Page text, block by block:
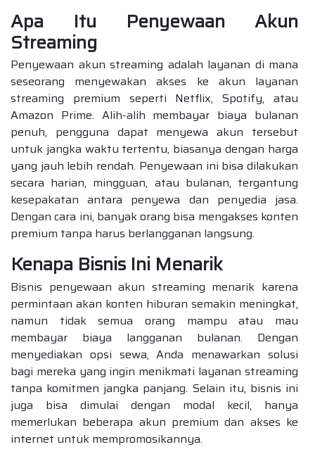
Apa Itu Penyewaan Akun
Streaming
Penyewaan akun streaming adalah layanan di mana
seseorang menyewakan akses ke akun layanan
streaming premium seperti Netflix, Spotify, atau
Amazon Prime. Alih-alih membayar biaya bulanan
penuh, pengguna dapat menyewa akun tersebut
untuk jangka waktu tertentu, biasanya dengan harga
yang jauh lebih rendah. Penyewaan ini bisa dilakukan
secara harian, mingguan, atau bulanan, tergantung
kesepakatan antara penyewa dan penyedia jasa.
Dengan cara ini, banyak orang bisa mengakses konten
premium tanpa harus berlangganan langsung.
Kenapa Bisnis Ini Menarik
Bisnis penyewaan akun streaming menarik karena
permintaan akan konten hiburan semakin meningkat,
namun tidak semua orang mampu atau mau
membayar biaya langganan bulanan. Dengan
menyediakan opsi sewa, Anda menawarkan solusi
bagi mereka yang ingin menikmati layanan streaming
tanpa komitmen jangka panjang. Selain itu, bisnis ini
juga bisa dimulai dengan modal kecil, hanya
memerlukan beberapa akun premium dan akses ke
internet untuk mempromosikannya.